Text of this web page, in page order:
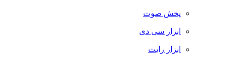
پخش صوت
ابزار سی دی
ابزار رایت